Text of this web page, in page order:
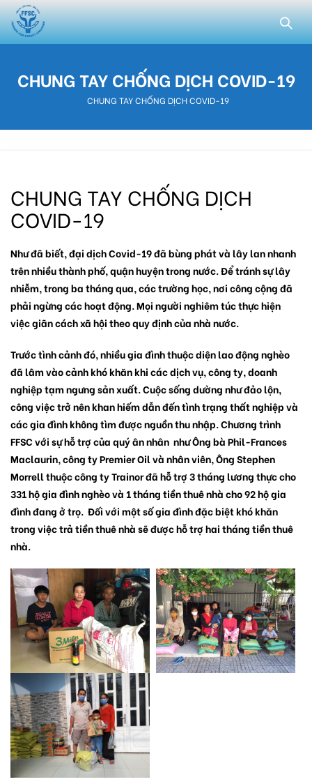
CHUNG TAY CHỐNG DỊCH COVID-19
CHUNG TAY CHỐNG DỊCH COVID-19
CHUNG TAY CHỐNG DỊCH
COVID-19
Như đã biết, đại dịch Covid-19 đã bùng phát và lây lan nhanh
trên nhiều thành phố, quận huyện trong nước. Để tránh sự lây
nhiễm, trong ba tháng qua, các trường học, nơi công cộng đã
phải ngừng các hoạt động. Mọi người nghiêm túc thực hiện
việc giãn cách xã hội theo quy định của nhà nước.
Trước tình cảnh đó, nhiều gia đình thuộc diện lao động nghèo
đã lâm vào cảnh khó khăn khi các dịch vụ, công ty, doanh
nghiệp tạm ngưng sản xuất. Cuộc sống dường như đảo lộn,
công việc trở nên khan hiếm dẫn đến tình trạng thất nghiệp và
các gia đình không tìm được nguồn thu nhập. Chương trình
FFSC với sự hỗ trợ của quý ân nhân như Ông bà Phil-Frances
Maclaurin, công ty Premier Oil và nhân viên, Ông Stephen
Morrell thuộc công ty Trainor đã hỗ trợ 3 tháng lương thực cho
331 hộ gia đình nghèo và 1 tháng tiền thuê nhà cho 92 hộ gia
đình đang ở trọ. Đối với một số gia đình đặc biệt khó khăn
trong việc trả tiền thuê nhà sẽ được hỗ trợ hai tháng tiền thuê
nhà.